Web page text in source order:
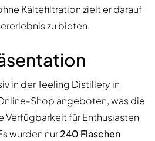
Kältefiltration zielt er darauf
zu bieten.
in der Teeling Distillery in
Shop angeboten, was die
Verfügbarkeit für Enthusiasten
wurden nur240 Flaschen